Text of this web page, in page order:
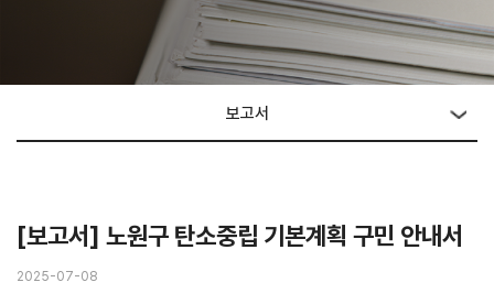
보고서
[보고서] 노원구 탄소중립 기본계획 구민 안내서
2025-07-08